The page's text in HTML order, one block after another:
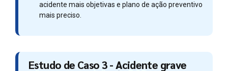
acidente mais objetivas e plano de ação preventivo
mais preciso.
Estudo de Caso 3 - Acidente grave